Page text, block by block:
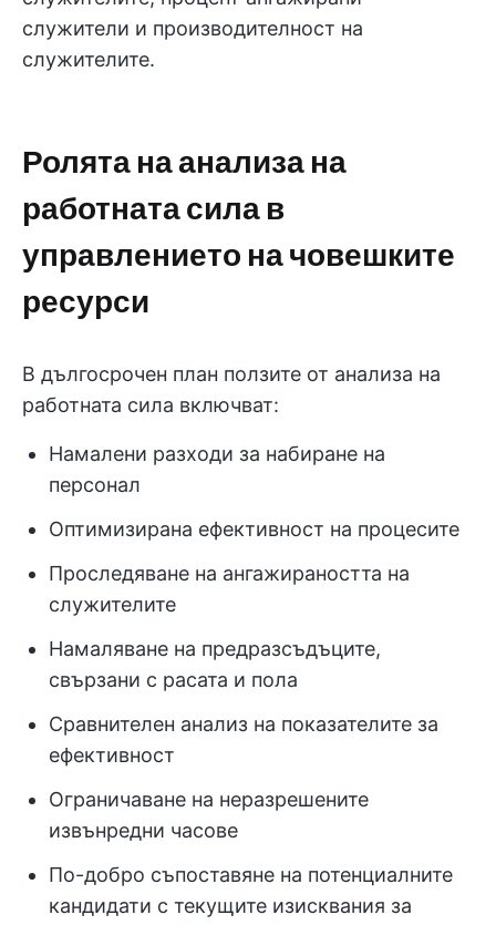
служители и производителност на
служителите.
Ролята на анализа на
работната сила в
управлението на човешките
ресурси
В дългосрочен план ползите от анализа на
работната сила включват:
Намалени разходи за набиране на
персонал
Оптимизирана ефективност на процесите
Проследяване на ангажираността на
служителите
Намаляване на предразсъдъците,
свързани с расата и пола
Сравнителен анализ на показателите за
ефективност
Ограничаване на неразрешените
извънредни часове
По-добро съпоставяне на потенциалните
кандидати с текущите изисквания за